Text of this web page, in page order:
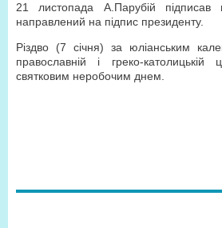
21 листопада А.Парубій
направлений на підпис президенту.
Різдво (7 січня) за юліанським
православній і греко-
святковим неробочим днем.